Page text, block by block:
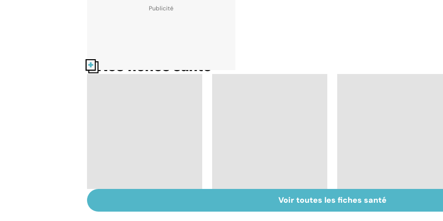
Nos fiches santé
cancer de la vessie
Mélanome : le plus
redouté des cancers
Prolapsus : quand les
organes descendent
Voir toutes les fiches santé